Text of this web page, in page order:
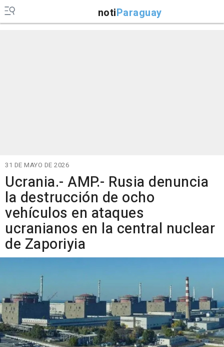
notiParaguay
31 DE MAYO DE 2026
Ucrania.- AMP.- Rusia denuncia
la destrucción de ocho
vehículos en ataques
ucranianos en la central nuclear
de Zaporiyia